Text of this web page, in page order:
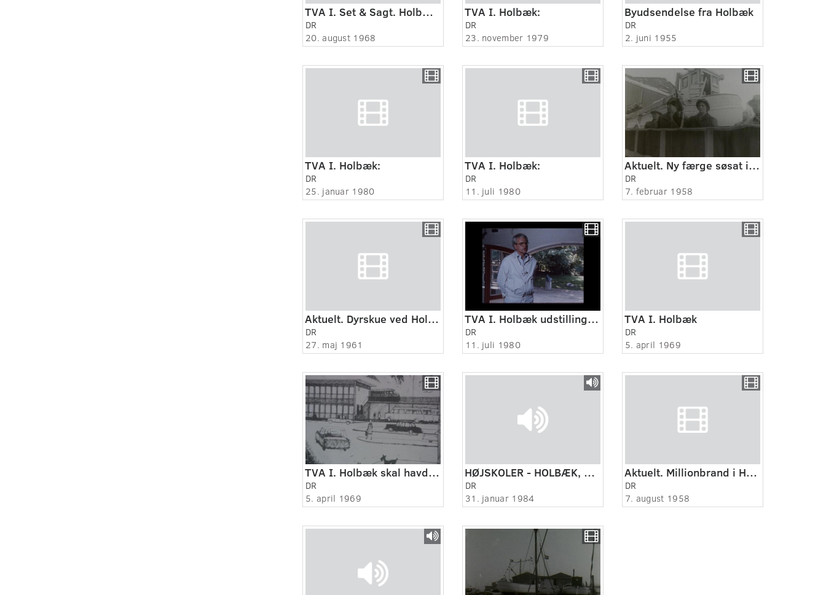
TVA I. Set & Sagt. Holbæk seminarium.
DR
20. august 1968
TVA I. Holbæk:
DR
23. november 1979
Byudsendelse fra Holbæk
DR
2. juni 1955
TVA I. Holbæk:
DR
25. januar 1980
TVA I. Holbæk:
DR
11. juli 1980
Aktuelt. Ny færge søsat i Holbæk.
DR
7. februar 1958
Aktuelt. Dyrskue ved Holbæk.
DR
27. maj 1961
TVA I. Holbæk udstillingshus
DR
11. juli 1980
TVA I. Holbæk
DR
5. april 1969
TVA I. Holbæk skal havde ny banegård
DR
5. april 1969
HØJSKOLER - HOLBÆK, 1984
DR
31. januar 1984
Aktuelt. Millionbrand i Holbæk.
DR
7. august 1958